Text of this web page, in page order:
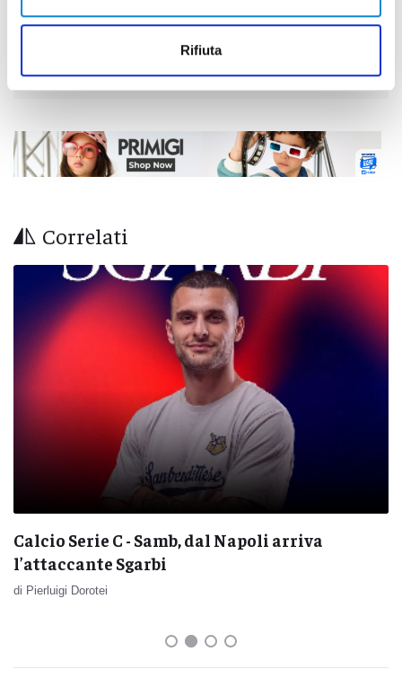
Rifiuta
Tutti gli articoli
Correlati
Calcio Serie C - Samb, dal Napoli arriva
l’attaccante Sgarbi
di Pierluigi Dorotei